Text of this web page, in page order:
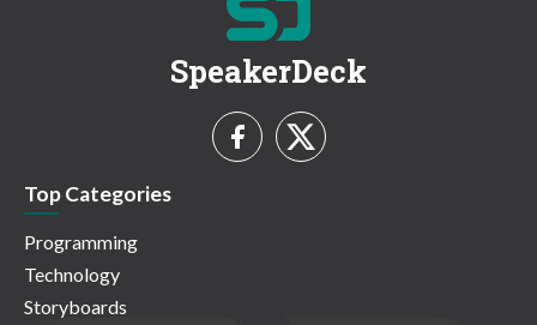
SpeakerDeck
Top Categories
Programming
Technology
Storyboards